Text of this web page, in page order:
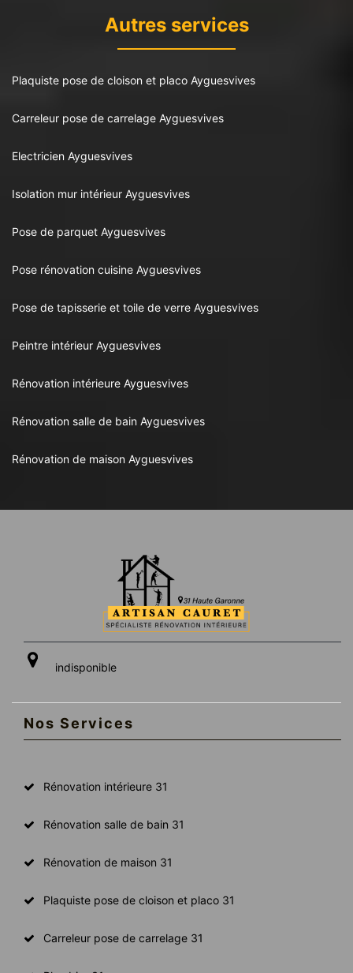
Autres services
Plaquiste pose de cloison et placo Ayguesvives
Carreleur pose de carrelage Ayguesvives
Electricien Ayguesvives
Isolation mur intérieur Ayguesvives
Pose de parquet Ayguesvives
Pose rénovation cuisine Ayguesvives
Pose de tapisserie et toile de verre Ayguesvives
Peintre intérieur Ayguesvives
Rénovation intérieure Ayguesvives
Rénovation salle de bain Ayguesvives
Rénovation de maison Ayguesvives
indisponible
Nos Services
Rénovation intérieure 31
Rénovation salle de bain 31
Rénovation de maison 31
Plaquiste pose de cloison et placo 31
Carreleur pose de carrelage 31